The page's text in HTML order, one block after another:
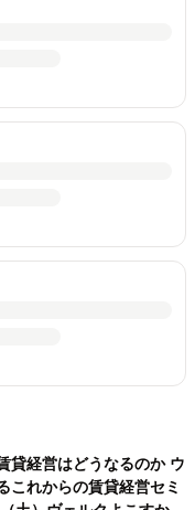
貸経営はどうなるのか ウ
これからの賃貸経営セミ